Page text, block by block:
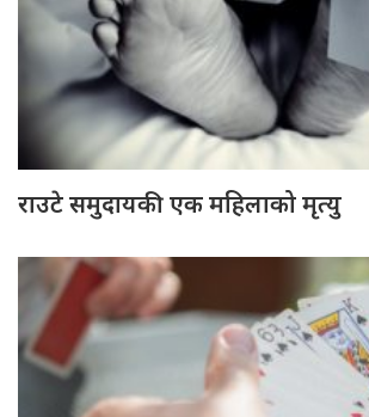
राउटे समुदायकी एक महिलाको मृत्यु